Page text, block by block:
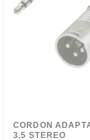
CORDON
3,5 STEREO